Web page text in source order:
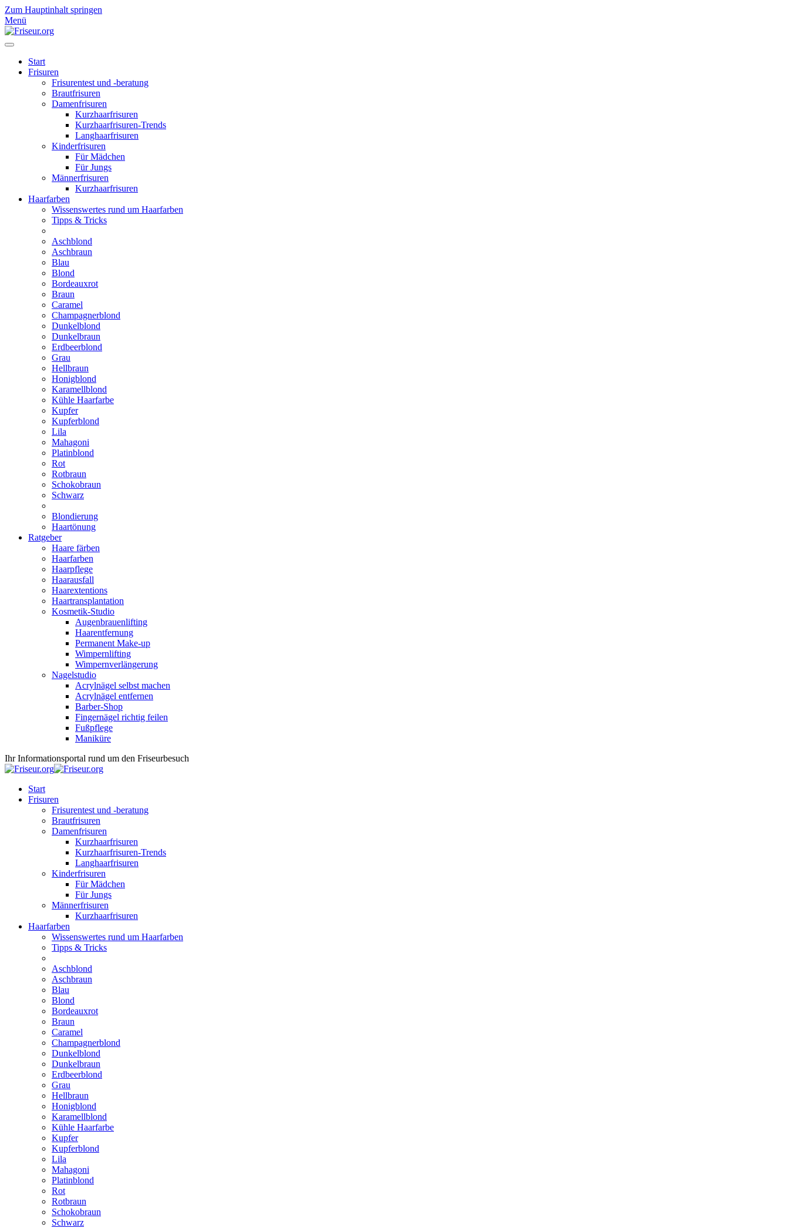
Zum Hauptinhalt springen
Menü
Start
Frisuren
Frisurentest und -beratung
Brautfrisuren
Damenfrisuren
Kurzhaarfrisuren
Kurzhaarfrisuren-Trends
Langhaarfrisuren
Kinderfrisuren
Für Mädchen
Für Jungs
Männerfrisuren
Kurzhaarfrisuren
Haarfarben
Wissenswertes rund um Haarfarben
Tipps & Tricks
Aschblond
Aschbraun
Blau
Blond
Bordeauxrot
Braun
Caramel
Champagnerblond
Dunkelblond
Dunkelbraun
Erdbeerblond
Grau
Hellbraun
Honigblond
Karamellblond
Kühle Haarfarbe
Kupfer
Kupferblond
Lila
Mahagoni
Platinblond
Rot
Rotbraun
Schokobraun
Schwarz
Blondierung
Haartönung
Ratgeber
Haare färben
Haarfarben
Haarpflege
Haarausfall
Haarextentions
Haartransplantation
Kosmetik-Studio
Augenbrauenlifting
Haarentfernung
Permanent Make-up
Wimpernlifting
Wimpernverlängerung
Nagelstudio
Acrylnägel selbst machen
Acrylnägel entfernen
Barber-Shop
Fingernägel richtig feilen
Fußpflege
Maniküre
Ihr Informationsportal rund um den Friseurbesuch
Start
Frisuren
Frisurentest und -beratung
Brautfrisuren
Damenfrisuren
Kurzhaarfrisuren
Kurzhaarfrisuren-Trends
Langhaarfrisuren
Kinderfrisuren
Für Mädchen
Für Jungs
Männerfrisuren
Kurzhaarfrisuren
Haarfarben
Wissenswertes rund um Haarfarben
Tipps & Tricks
Aschblond
Aschbraun
Blau
Blond
Bordeauxrot
Braun
Caramel
Champagnerblond
Dunkelblond
Dunkelbraun
Erdbeerblond
Grau
Hellbraun
Honigblond
Karamellblond
Kühle Haarfarbe
Kupfer
Kupferblond
Lila
Mahagoni
Platinblond
Rot
Rotbraun
Schokobraun
Schwarz